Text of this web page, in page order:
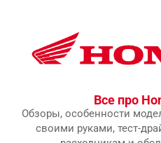
Все про
Обзоры, особенности
своими руками, тест-